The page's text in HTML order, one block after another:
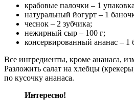
крабовые палочки – 1
натуральный йогурт – 1
чеснок – 2 зубчика;
нежирный сыр – 100 г;
консервированный ананас – 1
Все ингредиенты, кроме ананаса,
Разложить салат на хлебцы
по кусочку ананаса.
Интересно!